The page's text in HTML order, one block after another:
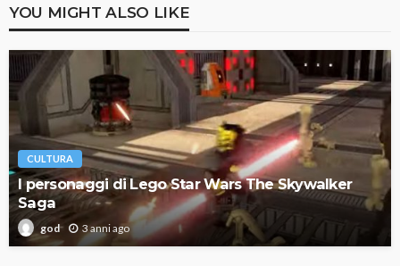
YOU MIGHT ALSO LIKE
CULTURA
I personaggi di Lego Star Wars The Skywalker
Saga
god 3 anni ago